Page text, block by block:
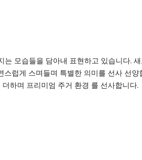
모습들을 담아내 표현하고 있습니다.
럽게 스며들며 특별한 의미를 선사 선양
하며 프리미엄 주거 환경 를 선사합니다.